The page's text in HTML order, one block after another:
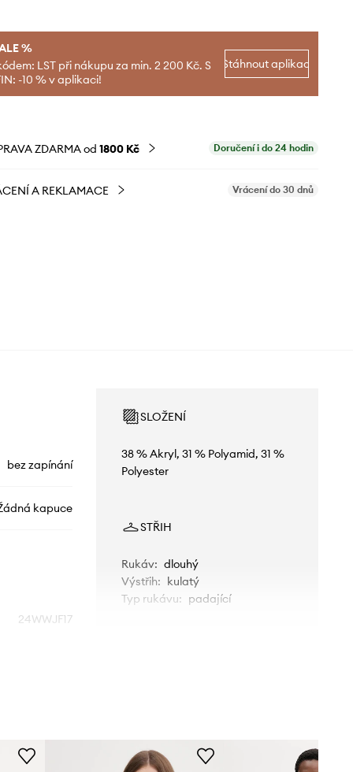
%
LST při nákupu za min. 2 200 Kč. S
-10 % v aplikaci!
Stáhnout aplikaci
ZDARMA od 1800 Kč Doručení i do 24 hodin
A REKLAMACE Vrácení do 30 dnů
bez zapínání
kapuce
24WWJF17
SLOŽENÍ
38 % Akryl, 31 % Polyamid, 31 %
Polyester
STŘIH
Rukáv: dlouhý
Výstřih: kulatý
Typ rukávu: padající